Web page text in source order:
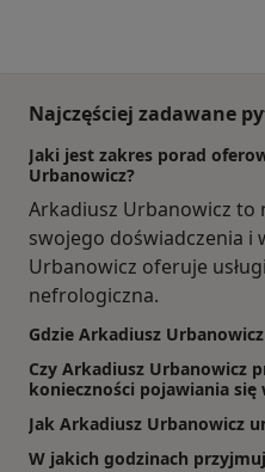
Najczęściej zadawane
Jaki jest zakres porad
Urbanowicz?
Arkadiusz Urbanowicz to
swojego doświadczenia i
Urbanowicz oferuje
nefrologiczna.
Gdzie Arkadiusz
Czy Arkadiusz Urbanowicz
konieczności pojawiania się
Jak Arkadiusz Urbanowicz
W jakich godzinach